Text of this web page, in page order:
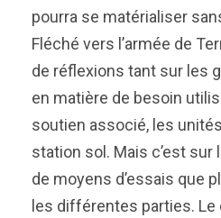
pourra se matérialiser
Fléché vers l’armée de
de réflexions tant sur les
en matière de besoin
soutien associé, les
station sol. Mais c’est
de moyens d’essais que
les différentes parties. Le